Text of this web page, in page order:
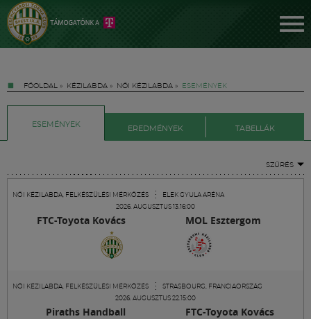
FŐOLDAL » KÉZILABDA » NŐI KÉZILABDA » ESEMÉNYEK
ESEMÉNYEK
EREDMÉNYEK TABELLÁK
SZŰRÉS
NŐI KÉZILABDA, FELKÉSZÜLÉSI MÉRKŐZÉS
ELEK GYULA ARÉNA
2026. AUGUSZTUS 13.16:00
FTC-Toyota Kovács MOL Esztergom
NŐI KÉZILABDA, FELKÉSZÜLÉSI MÉRKŐZÉS
STRASBOURG, FRANCIAORSZÁG
2026. AUGUSZTUS 22.15:00
Piraths Handball FTC-Toyota Kovács
FM YouTube +